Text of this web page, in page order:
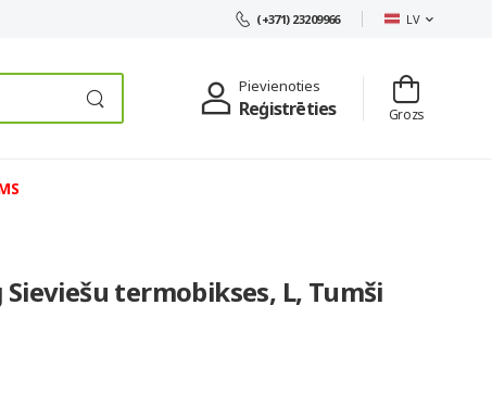
(+371) 23209966 LV
Pievienoties
Reģistrēties Grozs
termobikses, L, Tumši